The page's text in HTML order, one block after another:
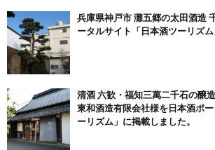
兵庫県神戸市 灘五郷の太田酒造
ータルサイト「日本酒ツーリズム
清酒 六歓・福知三萬二千石の醸
東和酒造有限会社様を日本酒ポ
ーリズム」に掲載しました。